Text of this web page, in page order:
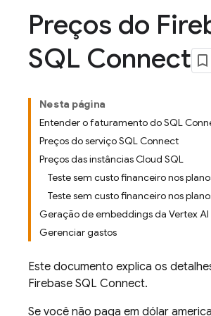
Preços do
SQL Connect
Nesta página
Entender o faturamento do SQL
Preços do serviço SQL Connect
Preços das instâncias Cloud SQL
Teste sem custo financeiro nos
Teste sem custo financeiro nos
Geração de embeddings da Vertex AI
Gerenciar gastos
Este documento explica os
Firebase SQL Connect.
Se você não paga em dólar